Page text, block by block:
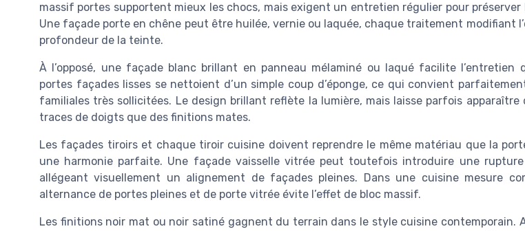
massif portes supportent mieux les chocs, mais exigent un entretien régulier pour préserver
Une façade porte en chêne peut être huilée, vernie ou laquée, chaque traitement modifiant
profondeur de la teinte.
À l’opposé, une façade blanc brillant en panneau mélaminé ou laqué facilite l’entretien
portes façades lisses se nettoient d’un simple coup d’éponge, ce qui convient
familiales très sollicitées. Le design brillant reflète la lumière, mais laisse parfois apparaître
traces de doigts que des finitions mates.
Les façades tiroirs et chaque tiroir cuisine doivent reprendre le même matériau que la
une harmonie parfaite. Une façade vaisselle vitrée peut toutefois introduire une
allégeant visuellement un alignement de façades pleines. Dans une cuisine mesure
alternance de portes pleines et de porte vitrée évite l’effet de bloc massif.
Les finitions noir mat ou noir satiné gagnent du terrain dans le style cuisine contemporain.